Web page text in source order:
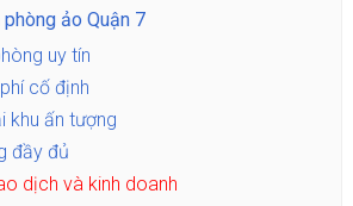
ảo Quận 7
uy tín
cố định
khu ấn tượng
đầy đủ
dịch và kinh doanh